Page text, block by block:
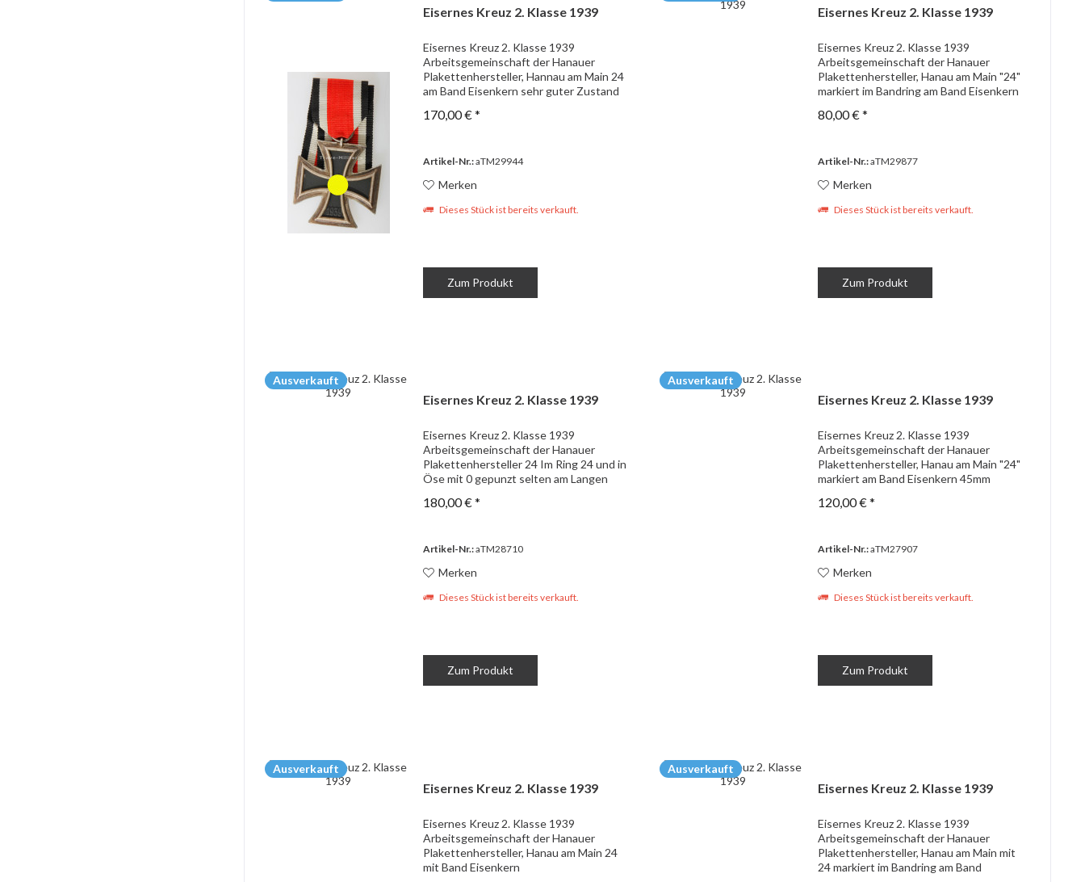
Eisernes Kreuz 2. Klasse 1939
Eisernes Kreuz 2. Klasse 1939
Arbeitsgemeinschaft der Hanauer
Plakettenhersteller, Hannau am Main 24
am Band Eisenkern sehr guter Zustand
170,00 € *
Artikel-Nr.:aTM29944
Merken
Dieses Stück ist bereits verkauft.
Zum Produkt
Eisernes Kreuz 2. Klasse 1939
Eisernes Kreuz 2. Klasse 1939
Arbeitsgemeinschaft der Hanauer
Plakettenhersteller, Hanau am Main "24"
markiert im Bandring am Band Eisenkern
80,00 € *
Artikel-Nr.:aTM29877
Merken
Dieses Stück ist bereits verkauft.
Zum Produkt
Ausverkauft
Eisernes Kreuz 2. Klasse 1939
Eisernes Kreuz 2. Klasse 1939
Arbeitsgemeinschaft der Hanauer
Plakettenhersteller 24 Im Ring 24 und in
Öse mit 0 gepunzt selten am Langen
180,00 € *
Artikel-Nr.:aTM28710
Merken
Dieses Stück ist bereits verkauft.
Zum Produkt
Ausverkauft
Eisernes Kreuz 2. Klasse 1939
Eisernes Kreuz 2. Klasse 1939
Arbeitsgemeinschaft der Hanauer
Plakettenhersteller, Hanau am Main "24"
markiert am Band Eisenkern 45mm
120,00 € *
Artikel-Nr.:aTM27907
Merken
Dieses Stück ist bereits verkauft.
Zum Produkt
Ausverkauft
Eisernes Kreuz 2. Klasse 1939
Eisernes Kreuz 2. Klasse 1939
Arbeitsgemeinschaft der Hanauer
Plakettenhersteller, Hanau am Main 24
mit Band Eisenkern
Ausverkauft
Eisernes Kreuz 2. Klasse 1939
Eisernes Kreuz 2. Klasse 1939
Arbeitsgemeinschaft der Hanauer
Plakettenhersteller, Hanau am Main mit
24 markiert im Bandring am Band